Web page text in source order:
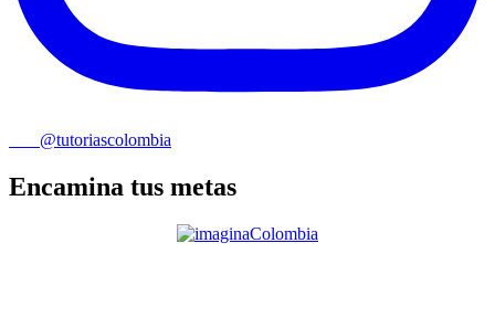
@tutoriascolombia
Encamina tus metas